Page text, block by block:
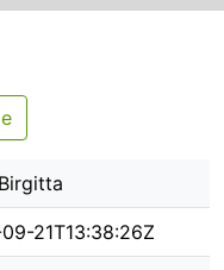
21T13:38:26Z